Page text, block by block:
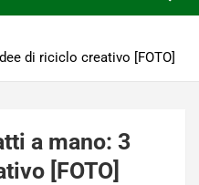
di riciclo creativo [FOTO]
a mano: 3
[FOTO]